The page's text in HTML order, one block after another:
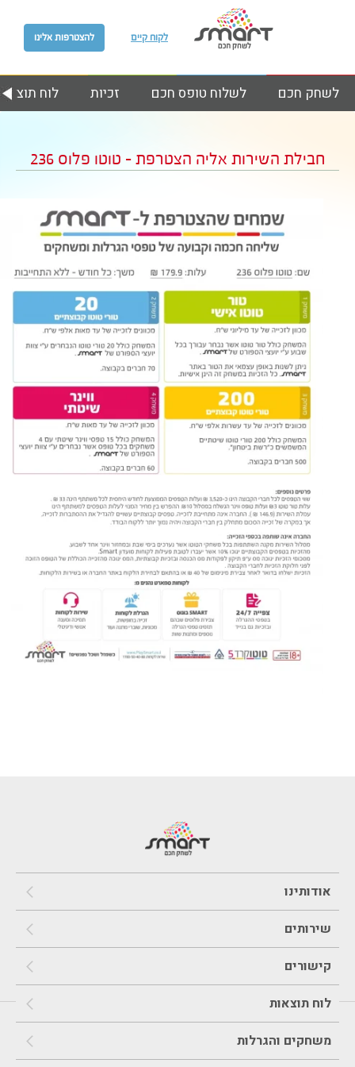
להצטרפות אלינו לקוח קיים
לוח זכיות לשלוח טופס חכם לשחק חכם
חבילת השירות אליה הצטרפת – טוטו פלוס 236
אודותינו
שירותים
קישורים
לוח תוצאות
משחקים והגרלות